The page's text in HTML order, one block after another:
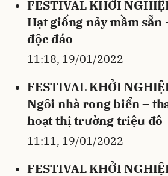
FESTIVAL KHỞI
Hạt giống nảy mầm sẵn
độc đáo
11:18, 19/01/2022
FESTIVAL KHỞI
Ngôi nhà rong biển –
hoạt thị trường triệu đô
11:11, 19/01/2022
FESTIVAL KHỞI